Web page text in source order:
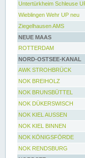
Untertürkheim Schleuse
Wieblingen Wehr UP neu
Ziegelhausen AMS
NEUE MAAS
ROTTERDAM
NORD-OSTSEE-KANAL
AWK STROHBRÜCK
NOK BREIHOLZ
NOK BRUNSBÜTTEL
NOK DÜKERSWISCH
NOK KIEL AUSSEN
NOK KIEL BINNEN
NOK KÖNIGSFÖRDE
NOK RENDSBURG